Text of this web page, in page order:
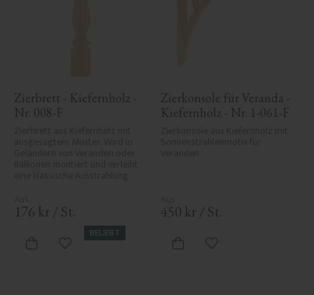
Zierbrett - Kiefernholz -
Nr. 008-F
176 kr / St.
BELIEBT
Zu Favoriten hinzufügen
Zierkonsole für Veranda -
Kiefernholz - Nr. 1-061-F
450 kr / St.
Zu Favoriten